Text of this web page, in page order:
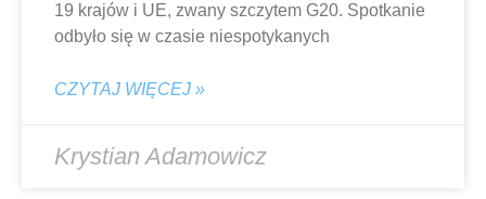
19 krajów i UE, zwany szczytem G20. Spotkanie
odbyło się w czasie niespotykanych
CZYTAJ WIĘCEJ »
Krystian Adamowicz